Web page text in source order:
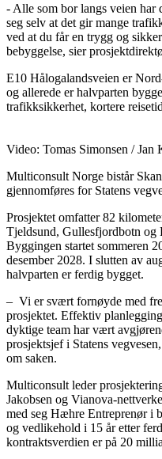
- Alle som bor langs veien har
seg selv at det gir mange
ved at du får en trygg og
bebyggelse, sier
E10 Hålogalandsveien er
og allerede er halvparten
trafikksikkerhet, kortere
Video: Tomas Simonsen / Jan
Multiconsult Norge bistår
gjennomføres for Statens
Prosjektet omfatter 82
Tjeldsund, Gullesfjordbotn og
Byggingen startet sommeren
desember 2028. I slutten av
halvparten er ferdig bygget.
– Vi er svært fornøyde med
prosjektet. Effektiv
dyktige team har vært
prosjektsjef i Statens
om saken.
Multiconsult leder
Jakobsen og Vianova-
med seg Hæhre Entreprenør i
og vedlikehold i 15 år etter
kontraktsverdien er på 20